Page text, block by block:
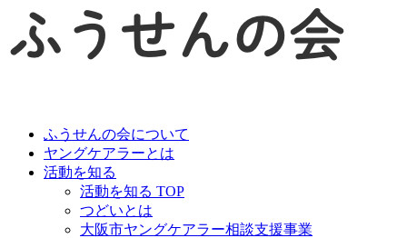
ふうせんの会について
ヤングケアラーとは
活動を知る
活動を知る TOP
つどいとは
大阪市ヤングケアラー相談支援事業